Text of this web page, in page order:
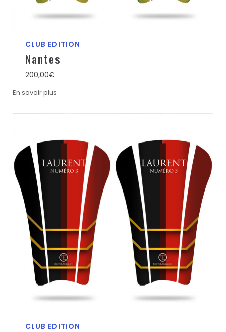
CLUB EDITION
Nantes
200,00€
En savoir plus
CLUB EDITION